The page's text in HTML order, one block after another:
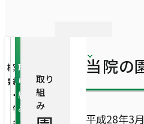
臨床研修医につい
人間ドック・健康
お見舞いについて
総合内科
糖尿病内科
診療技術部
回復期リハ
患者支援・地域連携部
概
要
実
績
・
学
取
り
組
み
取り
組
み
当院の
平成28年3月
当
院
阪
南
パ
ー